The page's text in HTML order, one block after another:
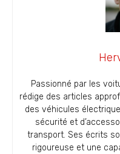
Passionné par les
rédige des articles
des véhicules
sécurité et
transport. Ses écrits
rigoureuse et une